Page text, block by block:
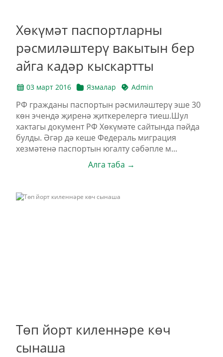
Хөкүмәт паспортларны
рәсмиләштерү вакытын бер
айга кадәр кыскартты
03 март 2016 Язмалар Admin
РФ гражданы паспортын рәсмиләштерү эше 30
көн эчендә җиренә җиткерелергә тиеш.Шул
хактагы документ РФ Хөкүмәте сайтында пәйда
булды. Әгәр дә кеше Федераль миграция
хезмәтенә паспортын югалту сәбәпле м...
Алга таба →
Төп йорт киленнәре көч
сынаша